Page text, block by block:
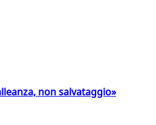
non salvataggio»